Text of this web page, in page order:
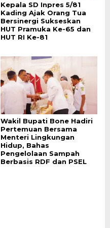
Kepala SD Inpres 5/81
Kading Ajak Orang Tua
Bersinergi Sukseskan
HUT Pramuka Ke-65 dan
HUT RI Ke-81
Wakil Bupati Bone Hadiri
Pertemuan Bersama
Menteri Lingkungan
Hidup, Bahas
Pengelolaan Sampah
Berbasis RDF dan PSEL